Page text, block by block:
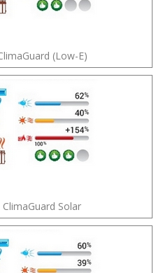
(Low-E)
Solar